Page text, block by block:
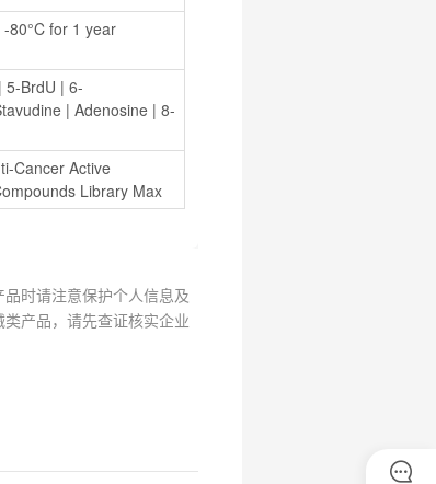
80°C for 1 year
| 5-BrdU | 6-
| Adenosine | 8-
Cancer Active
Library Max
时请注意保护个人信息及
产品，请先查证核实企业